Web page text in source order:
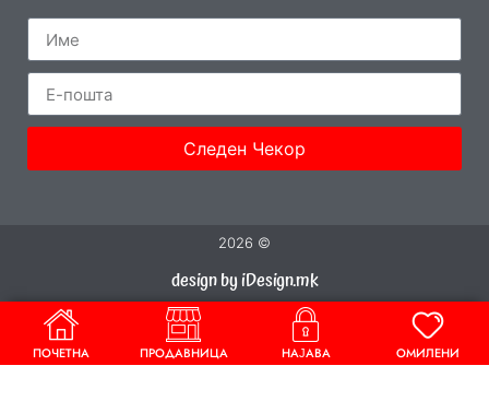
Следен Чекор
2026 ©
design by iDesign.mk
ПОЧЕТНА ПРОДАВНИЦА НАЈАВА ОМИЛЕНИ